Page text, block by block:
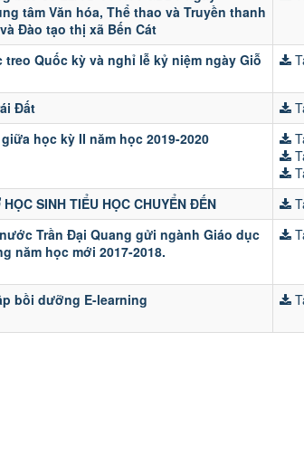
tâm Văn hóa, Thể thao và Truyền thanh
Đào tạo thị xã Bến Cát
treo Quốc kỳ và nghỉ lễ kỷ niệm ngày Giỗ
Đất
học kỳ II năm học 2019-2020
SINH TIỂU HỌC CHUYỂN ĐẾN
Trần Đại Quang gửi ngành Giáo dục
năm học mới 2017-2018.
bồi dưỡng E-learning